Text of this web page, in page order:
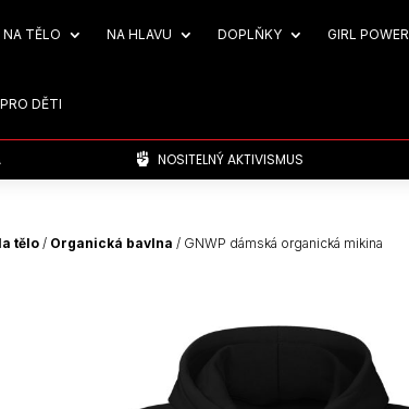
NA TĚLO NA HLAVU DOPLŇKY GIRL POWER
PRO DĚTI
 NOSITELNÝ AKTIVISMUS
tělo / Organická bavlna / GNWP dámská organická mikina